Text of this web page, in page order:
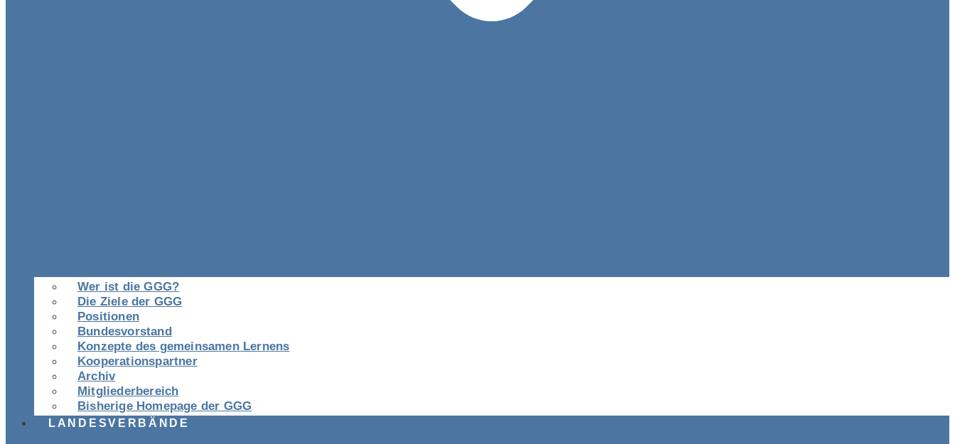
Wer ist die GGG?
Die Ziele der GGG
Positionen
Bundesvorstand
Konzepte des gemeinsamen Lernens
Kooperationspartner
Archiv
Mitgliederbereich
Bisherige Homepage der GGG
LANDESVERBÄNDE